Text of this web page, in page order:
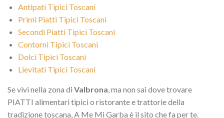
Antipati Tipici Toscani
Primi Piatti Tipici Toscani
Secondi Piatti Tipici Toscani
Contorni Tipici Toscani
Dolci Tipici Toscani
Lievitati Tipici Toscani
Se vivi nella zona di Valbrona , ma non sai dove trovare
PIATTI alimentari tipici o ristorante e trattorie della
tradizione toscana, A Me Mi Garba è il sito che fa per te.